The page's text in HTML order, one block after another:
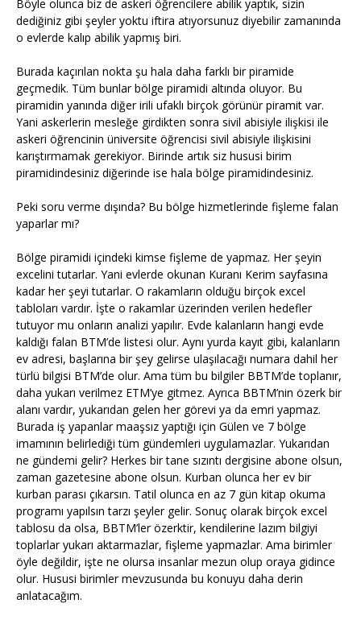
Böyle olunca biz de askeri öğrencilere abilik yaptık, sizin
dediğiniz gibi şeyler yoktu iftira atıyorsunuz diyebilir zamanında
o evlerde kalıp abilik yapmış biri.
Burada kaçırılan nokta şu hala daha farklı bir piramide
geçmedik. Tüm bunlar bölge piramidi altında oluyor. Bu
piramidin yanında diğer irili ufaklı birçok görünür piramit var.
Yani askerlerin mesleğe girdikten sonra sivil abisiyle ilişkisi ile
askeri öğrencinin üniversite öğrencisi sivil abisiyle ilişkisini
karıştırmamak gerekiyor. Birinde artık siz hususi birim
piramidindesiniz diğerinde ise hala bölge piramidindesiniz.
Peki soru verme dışında? Bu bölge hizmetlerinde fişleme falan
yaparlar mı?
Bölge piramidi içindeki kimse fişleme de yapmaz. Her şeyin
excelini tutarlar. Yani evlerde okunan Kuranı Kerim sayfasına
kadar her şeyi tutarlar. O rakamların olduğu birçok excel
tabloları vardır. İşte o rakamlar üzerinden verilen hedefler
tutuyor mu onların analizi yapılır. Evde kalanların hangi evde
kaldığı falan BTM’de listesi olur. Aynı yurda kayıt gibi, kalanların
ev adresi, başlarına bir şey gelirse ulaşılacağı numara dahil her
türlü bilgisi BTM’de olur. Ama tüm bu bilgiler BBTM’de toplanır,
daha yukarı verilmez ETM’ye gitmez. Ayrıca BBTM’nin özerk bir
alanı vardır, yukarıdan gelen her görevi ya da emri yapmaz.
Burada iş yapanlar maaşsız yaptığı için Gülen ve 7 bölge
imamının belirlediği tüm gündemleri uygulamazlar. Yukarıdan
ne gündemi gelir? Herkes bir tane sızıntı dergisine abone olsun,
zaman gazetesine abone olsun. Kurban olunca her ev bir
kurban parası çıkarsın. Tatil olunca en az 7 gün kitap okuma
programı yapılsın tarzı şeyler gelir. Sonuç olarak birçok excel
tablosu da olsa, BBTM’ler özerktir, kendilerine lazım bilgiyi
toplarlar yukarı aktarmazlar, fişleme yapmazlar. Ama birimler
öyle değildir, işte ne olursa insanlar mezun olup oraya gidince
olur. Hususi birimler mevzusunda bu konuyu daha derin
anlatacağım.